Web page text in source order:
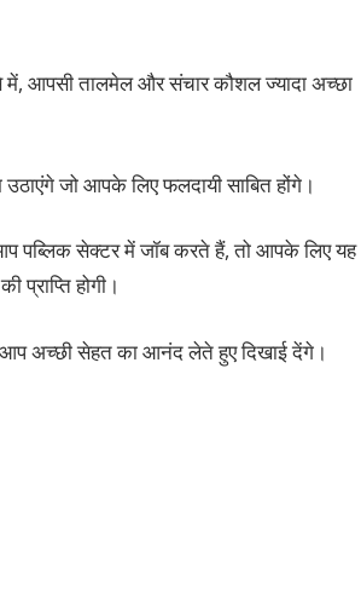
आपसी तालमेल और संचार कौशल ज्यादा अच्छा
जो आपके लिए फलदायी साबित होंगे।
पब्लिक सेक्टर में जॉब करते हैं, तो आपके लिए यह
प्राप्ति होगी।
अच्छी सेहत का आनंद लेते हुए दिखाई देंगे।